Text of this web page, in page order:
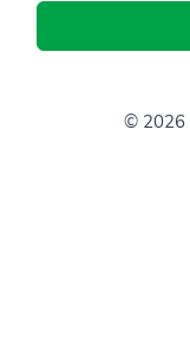
© 2026